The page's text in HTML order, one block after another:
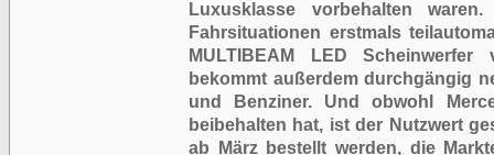
Luxusklasse vorbehalten
Fahrsituationen erstmals
MULTIBEAM LED
bekommt außerdem durchgängig
und Benziner. Und obwohl
beibehalten hat, ist der Nutzwert
ab März bestellt werden, die